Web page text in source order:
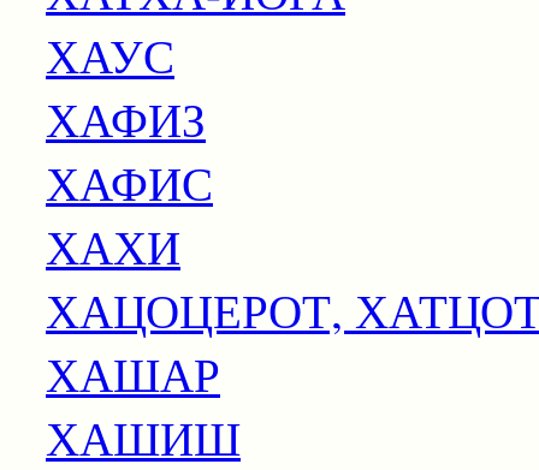
ХАУС
ХАФИЗ
ХАФИС
ХАХИ
ХАЦОЦЕРОТ,
ХАШАР
ХАШИШ